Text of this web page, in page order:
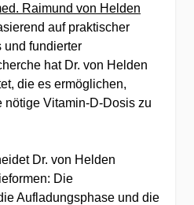
Raimund von Helden
auf praktischer
und fundierter
hat Dr. von Helden
die es ermöglichen,
nötige Vitamin-D-Dosis zu
Dr. von Helden
Die
Aufladungsphase und die